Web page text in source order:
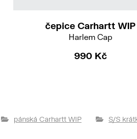
čepice Carhartt WIP
Harlem Cap
990 Kč
pánská Carhartt WIP S/S